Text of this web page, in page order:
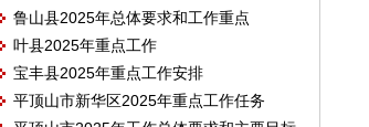
鲁山县2025年总体要求和工作重点
叶县2025年重点工作
宝丰县2025年重点工作安排
平顶山市新华区2025年重点工作任务